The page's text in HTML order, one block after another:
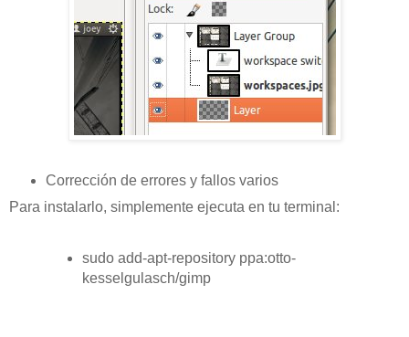
Corrección de errores y fallos varios
Para instalarlo, simplemente ejecuta en tu terminal:
sudo add-apt-repository ppa:otto-
kesselgulasch/gimp